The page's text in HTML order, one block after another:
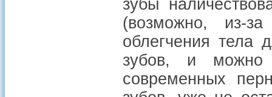
зубы
(возможно, из-
облегчения тела
зубов, и
современных